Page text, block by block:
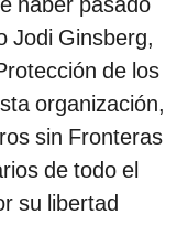
Jodi Ginsberg,
de los
organización,
sin Fronteras
de todo el
su libertad